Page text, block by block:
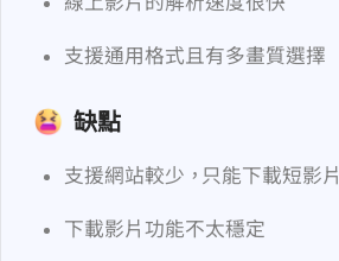
支援通用格式且有多畫質選擇
缺點
支援網站較少，YouTube 只能下載短影片
下載影片功能不太穩定